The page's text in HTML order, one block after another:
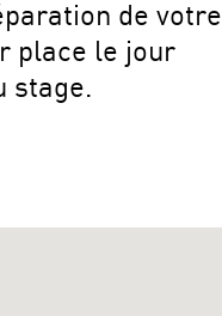
de votre
place le jour
stage.